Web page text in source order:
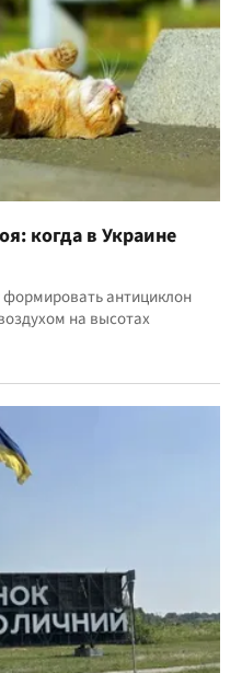
когда в Украине
формировать антициклон
на высотах